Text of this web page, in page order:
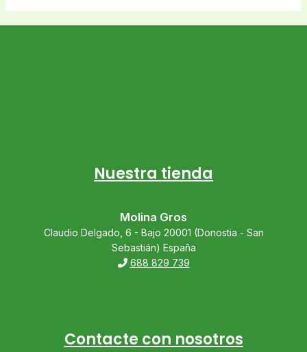
Nuestra tienda
Molina Gros
Claudio Delgado, 6 - Bajo 20001 (Donostia - San
Sebastián) España
688 829 739
Contacte con nosotros